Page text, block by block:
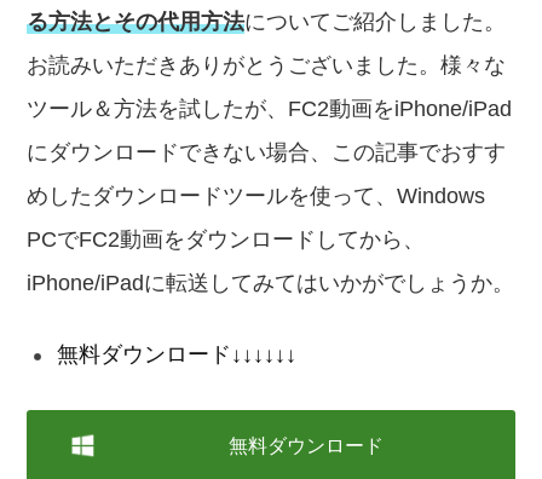
る方法とその代用方法についてご紹介しました。
お読みいただきありがとうございました。様々な
ツール＆方法を試したが、FC2動画をiPhone/iPad
にダウンロードできない場合、この記事でおすす
めしたダウンロードツールを使って、Windows
PCでFC2動画をダウンロードしてから、
iPhone/iPadに転送してみてはいかがでしょうか。
無料ダウンロード↓↓↓↓↓↓
無料ダウンロード